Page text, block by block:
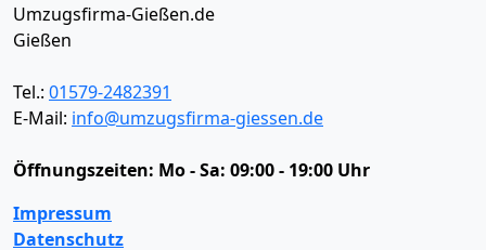
Umzugsfirma-Gießen.de
Gießen
Tel.: 01579-2482391
E-Mail: info@umzugsfirma-giessen.de
Öffnungszeiten: Mo - Sa: 09:00 - 19:00 Uhr
Impressum
Datenschutz